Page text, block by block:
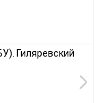
Гиляревский